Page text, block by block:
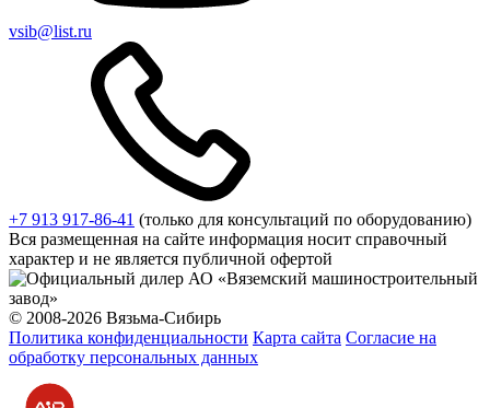
vsib@list.ru
+7 913 917-86-41 (только для консультаций по оборудованию)
Вся размещенная на сайте информация носит справочный
характер и не является публичной офертой
© 2008-2026 Вязьма-Сибирь
Политика конфиденциальности Карта сайта Согласие на
обработку персональных данных